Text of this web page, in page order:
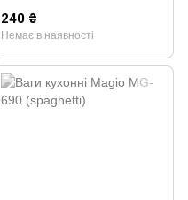
240 ₴
Немає в наявності